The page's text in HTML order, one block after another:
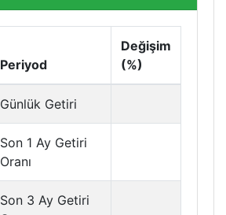
Periyod
Değişim
(%)
Günlük Getiri
Son 1 Ay Getiri
Oranı
Son 3 Ay Getiri